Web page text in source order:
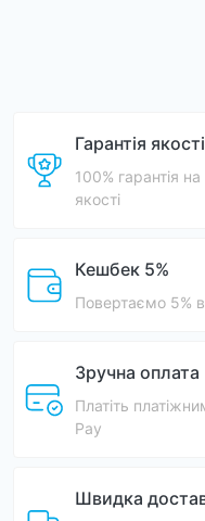
Гарантія якості
100% гарантія
якості
Кешбек 5%
Повертаємо 5%
Зручна оплата
Платіть
Pay
Швидка